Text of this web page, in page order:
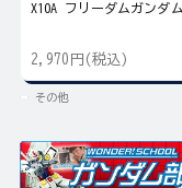
X10A フリーダムガンダム
2,970円(税込)
その他